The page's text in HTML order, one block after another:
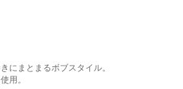
にまとまるボブスタイル。
用。